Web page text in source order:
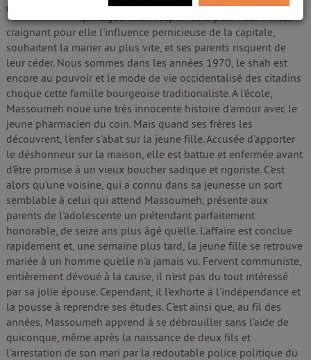
0
partagée entre l'espoir et la peur : ses frères,
craignant pour elle l'influence pernicieuse de la capitale,
souhaitent la marier au plus vite, et ses parents risquent de
leur céder. Nous sommes dans les années 1970, le shah est
encore au pouvoir et le mode de vie occidentalisé des citadins
choque cette famille bourgeoise traditionaliste. A l'école,
Massoumeh noue une très innocente histoire d'amour avec le
jeune pharmacien du coin. Mais quand ses frères les
découvrent, l'enfer s'abat sur la jeune fille. Accusée d'apporter
le déshonneur sur la maison, elle est battue et enfermée avant
d'être promise à un vieux boucher sadique et rigoriste. C'est
alors qu'une voisine, qui a connu dans sa jeunesse un sort
semblable à celui qui attend Massoumeh, présente aux
parents de l'adolescente un prétendant parfaitement
honorable, de seize ans plus âgé qu'elle. L'affaire est conclue
rapidement et, une semaine plus tard, la jeune fille se retrouve
mariée à un homme qu'elle n'a jamais vu. Fervent communiste,
entièrement dévoué à la cause, il n'est pas du tout intéressé
par sa jolie épouse. Cependant, il l'exhorte à l'indépendance et
la pousse à reprendre ses études. C'est ainsi que, au fil des
années, Massoumeh apprend à se débrouiller sans l'aide de
quiconque, même après la naissance de deux fils et
l'arrestation de son mari par la redoutable police politique du